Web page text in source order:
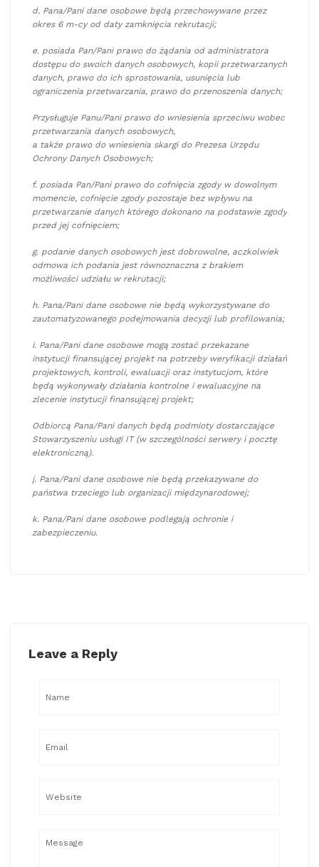
d. Pana/Pani dane osobowe będą przechowywane przez
okres 6 m-cy od daty zamknięcia rekrutacji;
e. posiada Pan/Pani prawo do żądania od administratora
dostępu do swoich danych osobowych, kopii przetwarzanych
danych, prawo do ich sprostowania, usunięcia lub
ograniczenia przetwarzania, prawo do przenoszenia danych;
Przysługuje Panu/Pani prawo do wniesienia sprzeciwu wobec
przetwarzania danych osobowych,
a także prawo do wniesienia skargi do Prezesa Urzędu
Ochrony Danych Osobowych;
f. posiada Pan/Pani prawo do cofnięcia zgody w dowolnym
momencie, cofnięcie zgody pozostaje bez wpływu na
przetwarzanie danych którego dokonano na podstawie zgody
przed jej cofnięciem;
g. podanie danych osobowych jest dobrowolne, aczkolwiek
odmowa ich podania jest równoznaczna z brakiem
możliwości udziału w rekrutacji;
h. Pana/Pani dane osobowe nie będą wykorzystywane do
zautomatyzowanego podejmowania decyzji lub profilowania;
i. Pana/Pani dane osobowe mogą zostać przekazane
instytucji finansującej projekt na potrzeby weryfikacji działań
projektowych, kontroli, ewaluacji oraz instytucjom, które
będą wykonywały działania kontrolne i ewaluacyjne na
zlecenie instytucji finansującej projekt;
Odbiorcą Pana/Pani danych będą podmioty dostarczające
Stowarzyszeniu usługi IT (w szczególności serwery i pocztę
elektroniczną).
j. Pana/Pani dane osobowe nie będą przekazywane do
państwa trzeciego lub organizacji międzynarodowej;
k. Pana/Pani dane osobowe podlegają ochronie i
zabezpieczeniu.
Leave a Reply